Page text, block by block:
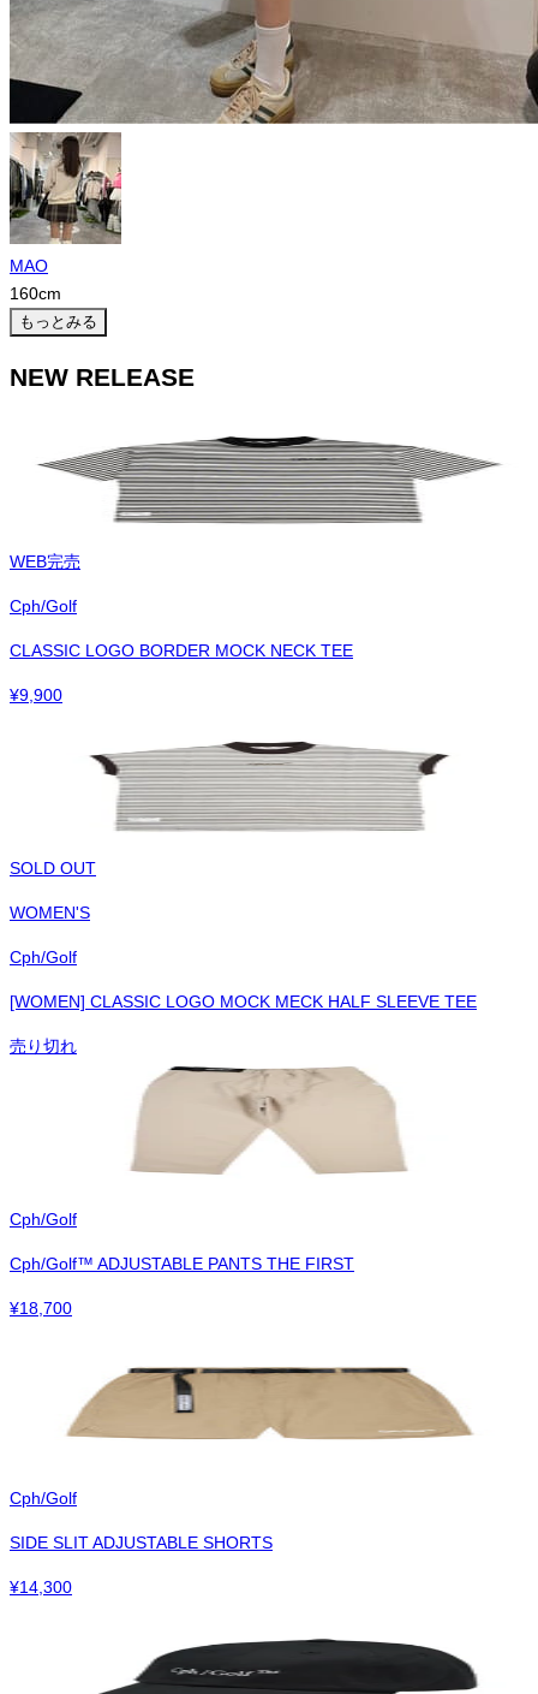
MAO
160cm
もっとみる
NEW RELEASE
WEB完売
Cph/Golf
CLASSIC LOGO BORDER MOCK NECK TEE
¥9,900
SOLD OUT
WOMEN'S
Cph/Golf
[WOMEN] CLASSIC LOGO MOCK MECK HALF SLEEVE TEE
売り切れ
Cph/Golf
Cph/Golf™︎ ADJUSTABLE PANTS THE FIRST
¥18,700
Cph/Golf
SIDE SLIT ADJUSTABLE SHORTS
¥14,300